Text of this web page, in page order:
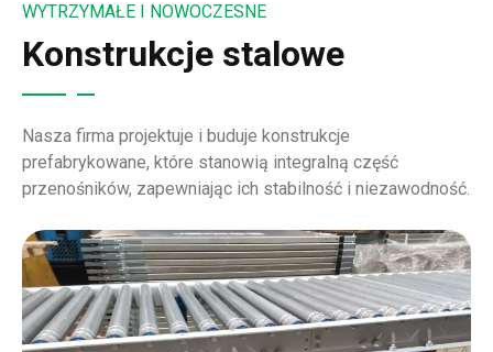
WYTRZYMAŁE I NOWOCZESNE
Konstrukcje stalowe
Nasza firma projektuje i buduje konstrukcje
prefabrykowane, które stanowią integralną część
przenośników, zapewniając ich stabilność i niezawodność.